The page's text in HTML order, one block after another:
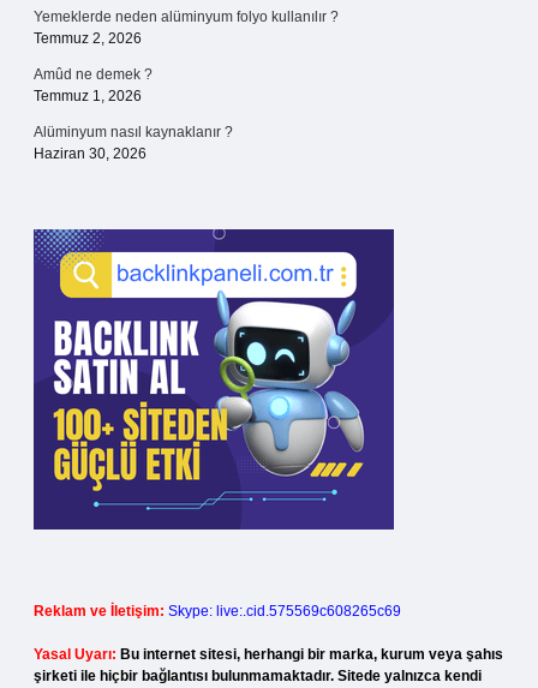
Yemeklerde neden alüminyum folyo kullanılır ?
Temmuz 2, 2026
Amûd ne demek ?
Temmuz 1, 2026
Alüminyum nasıl kaynaklanır ?
Haziran 30, 2026
Reklam ve İletişim: Skype: live:.cid.575569c608265c69
Yasal Uyarı: Bu internet sitesi, herhangi bir marka, kurum veya şahıs
şirketi ile hiçbir bağlantısı bulunmamaktadır. Sitede yalnızca kendi